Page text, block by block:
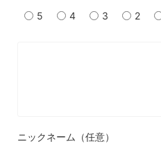
5 4 3 2
ニックネーム（任意）